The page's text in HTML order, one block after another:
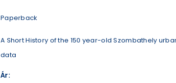
Paperback
A Short History of the 150 year-old Szombathely
data
Ár: